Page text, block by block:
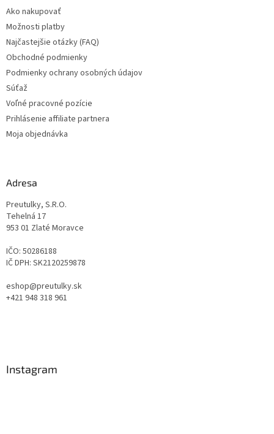
Ako nakupovať
Možnosti platby
Najčastejšie otázky (FAQ)
Obchodné podmienky
Podmienky ochrany osobných údajov
Súťaž
Voľné pracovné pozície
Prihlásenie affiliate partnera
Moja objednávka
Adresa
Preutulky, S.R.O.
Tehelná 17
953 01 Zlaté Moravce
IČO: 50286188
IČ DPH: SK2120259878
eshop@preutulky.sk
+421 948 318 961
Instagram